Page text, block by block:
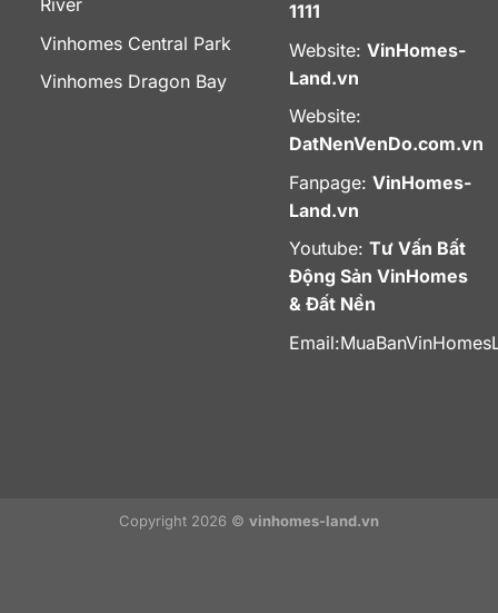
River
Vinhomes Central Park
Vinhomes Dragon Bay
1111
Website: VinHomes-
Land.vn
Website:
DatNenVenDo.com.vn
Fanpage: VinHomes-
Land.vn
Youtube: Tư Vấn Bất
Động Sản VinHomes
& Đất Nền
Email:
Copyright 2026 © vinhomes-land.vn